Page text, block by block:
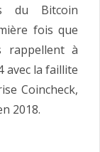
du Bitcoin
fois que
rappellent à
avec la faillite
Coincheck,
2018.